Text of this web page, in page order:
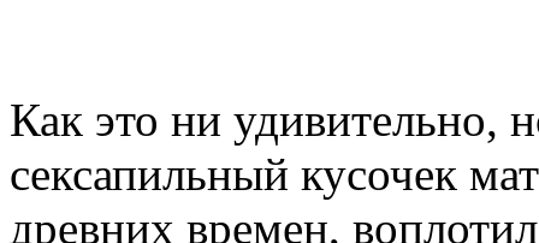
Как это ни удивительно,
сексапильный кусочек
древних времен,